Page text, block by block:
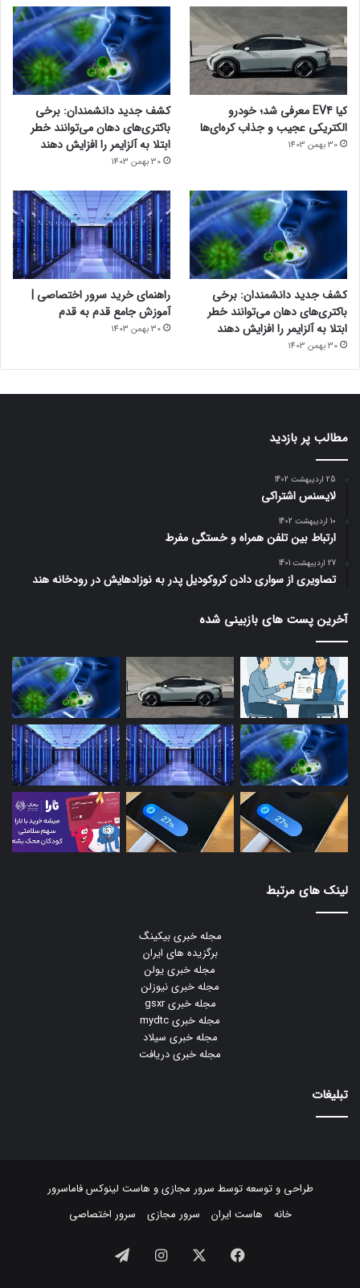
کیا EV4 معرفی شد؛ خودرو
الکتریکی عجیب و جذاب کره‌ای‌ها
30 بهمن 1403
کشف جدید دانشمندان: برخی
باکتری‌های دهان می‌توانند خطر
ابتلا به آلزایمر را افزایش دهند
30 بهمن 1403
کشف جدید دانشمندان: برخی
باکتری‌های دهان می‌توانند خطر
ابتلا به آلزایمر را افزایش دهند
30 بهمن 1403
راهنمای خرید سرور اختصاصی |
آموزش جامع قدم به قدم
30 بهمن 1403
مطالب پر بازدید
25 اردیبهشت 1402
لایسنس اشتراکی
10 اردیبهشت 1402
ارتباط بین تلفن همراه و خستگی مفرط
27 اردیبهشت 1401
تصاویری از سواری دادن کروکودیل پدر به نوزادهایش در رودخانه هند
آخرین پست های بازبینی شده
لینک های مرتبط
مجله خبری بیکینگ
برگزیده های ایران
مجله خبری یولن
مجله خبری نیوزلن
مجله خبری gsxr
مجله خبری mydtc
مجله خبری سیلاد
مجله خبری دریافت
تبلیغات
طراحی و توسعه توسط سرور مجازیو هاست لینوکسفاماسرور
خانه
هاست ایران سرور مجازی سرور اختصاصی
فیسبوک ایکس اینستاگرام